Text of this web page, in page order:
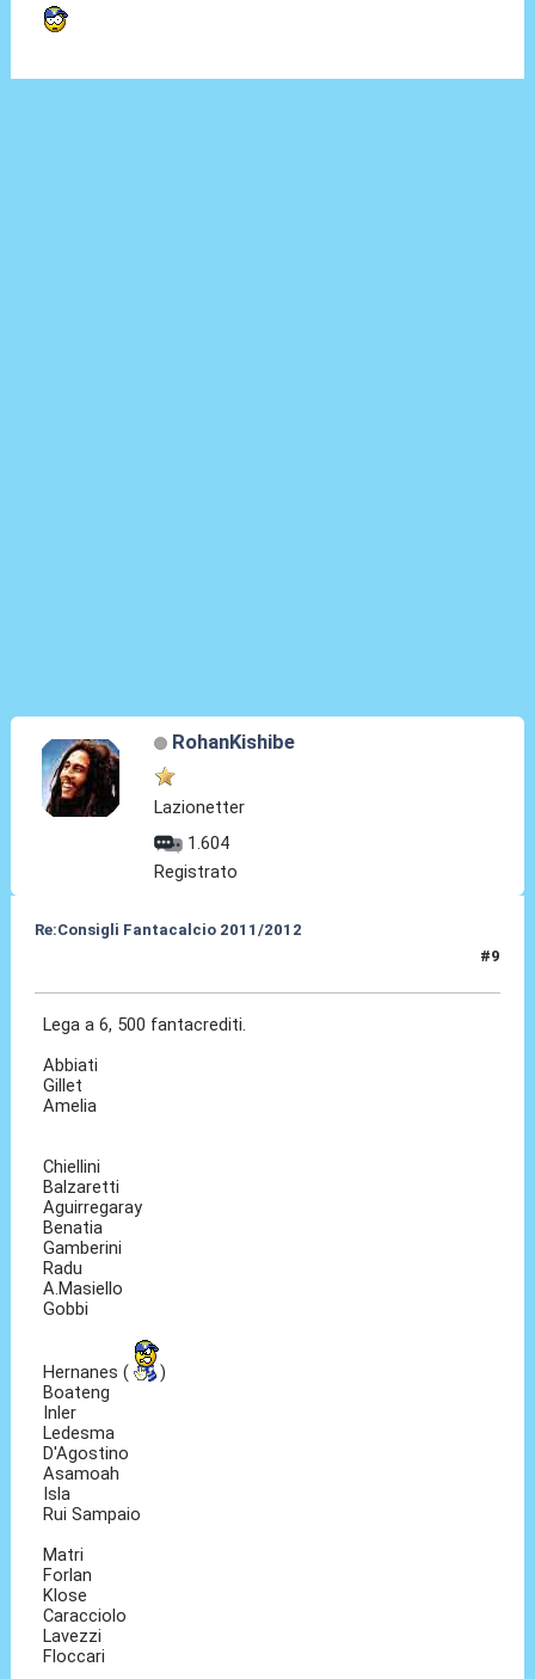
RohanKishibe
Lazionetter
1.604
Registrato
Re:Consigli Fantacalcio 2011/2012
#9
Lega a 6, 500 fantacrediti.
Abbiati
Gillet
Amelia
Chiellini
Balzaretti
Aguirregaray
Benatia
Gamberini
Radu
A.Masiello
Gobbi
Hernanes (
)
Boateng
Inler
Ledesma
D'Agostino
Asamoah
Isla
Rui Sampaio
Matri
Forlan
Klose
Caracciolo
Lavezzi
Floccari